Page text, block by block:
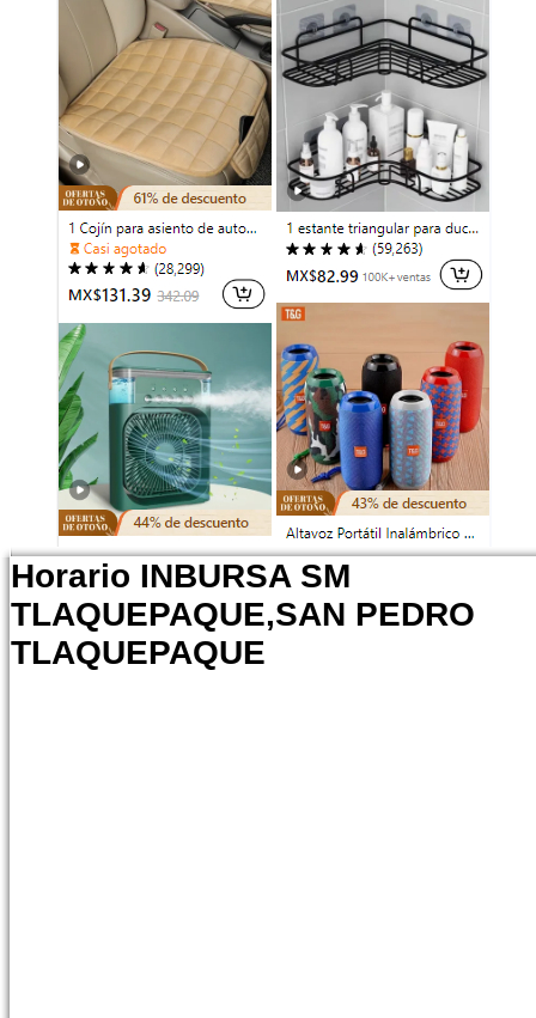
Horario INBURSA SM
TLAQUEPAQUE,SAN PEDRO
TLAQUEPAQUE